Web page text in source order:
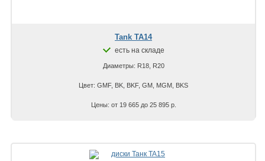
Tank TA14
есть на складе
Диаметры: R18, R20
Цвет: GMF, BK, BKF, GM, MGM, BKS
Цены: от 19 665 до 25 895 р.